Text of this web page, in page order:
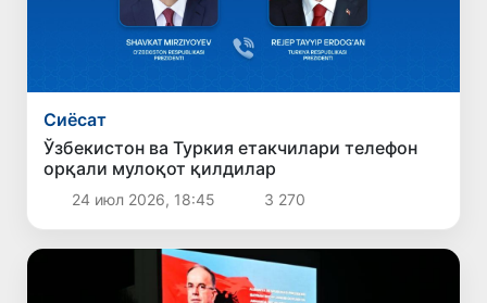
Сиёсат
Ўзбекистон ва Туркия етакчилари телефон
орқали мулоқот қилдилар
24 июл 2026, 18:45 3 270